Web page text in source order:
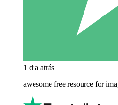
1 dia atrás
awesome free resource for